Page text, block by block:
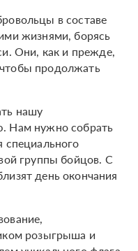
в составе
жизнями, борясь
Они, как и прежде,
продолжать
нашу
Нам нужно собрать
специального
группы бойцов. С
день окончания
розыгрыша и